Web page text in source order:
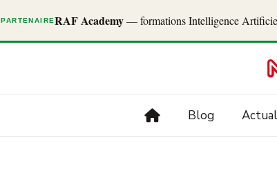
PARTENAIRERAF Academy— formations Intelligence
Blog